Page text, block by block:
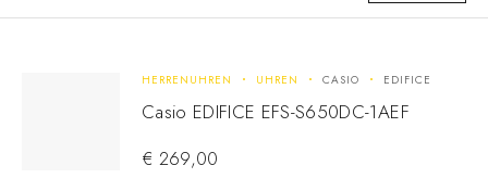
HERRENUHREN UHREN CASIO EDIFICE
Casio EDIFICE EFS-S650DC-1AEF
€ 269,00